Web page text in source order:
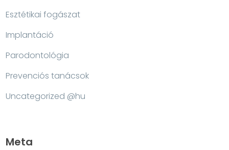
Esztétikai fogászat
Implantáció
Parodontológia
Prevenciós tanácsok
Uncategorized @hu
Meta